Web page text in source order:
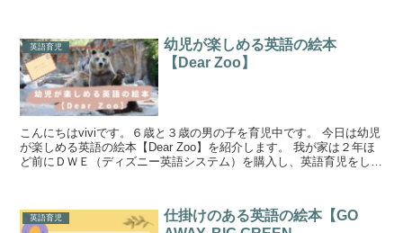
英語育児
幼児が楽しめる英語の絵本
【Dear Zoo】
こんにちはviviです。６歳と３歳の男の子を育児中です。 今日は幼児
が楽しめる英語の絵本【Dear Zoo】を紹介します。 我が家は２年ほ
ど前にＤＷＥ（ディズニー英語システム）を購入し、英語育児をして
英語育児
仕掛けのある英語の絵本【GO